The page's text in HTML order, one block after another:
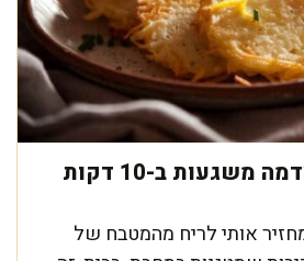
לביבות תפוחי אדמה משגעות ב-10 דקות
אותי לריח מהמטבח של